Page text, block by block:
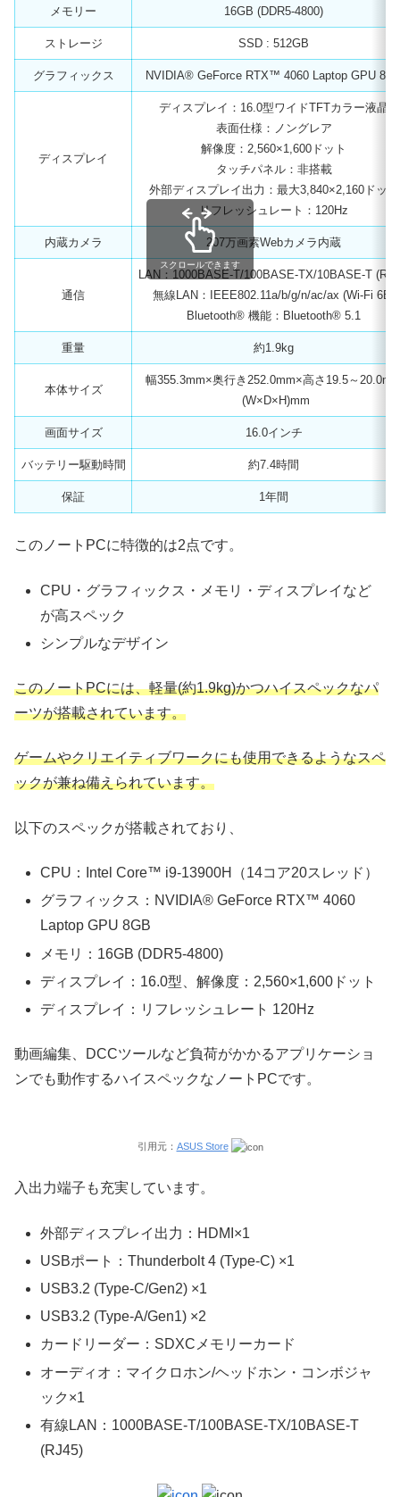
メモリー 16GB (DDR5-4800)
ストレージ SSD : 512GB
グラフィックス NVIDIA® GeForce RTX™ 4060 Laptop GPU
ディスプレイ
ディスプレイ：16.0型ワイドTFTカラー液晶
表面仕様：ノングレア
解像度：2,560×1,600ドット
タッチパネル：非搭載
外部ディスプレイ出力：最大3,840×2,160ドット
リフレッシュレート：120Hz
内蔵カメラ 207万画素Webカメラ内蔵
通信
LAN：1000BASE-T/100BASE-TX/10BASE-T
無線LAN：IEEE802.11a/b/g/n/ac/ax (Wi-Fi 6E)
Bluetooth® 機能：Bluetooth® 5.1
重量 約1.9kg
本体サイズ
幅355.3mm×奥行き252.0mm×高さ19.5～
(W×D×H)mm
画面サイズ 16.0インチ
バッテリー駆動時間 約7.4時間
保証 1年間
スクロールできます
このノートPCに特徴的は2点です。
CPU・グラフィックス・メモリ・ディスプレイなど
が高スペック
シンプルなデザイン
このノートPCには、軽量(約1.9kg)かつハイスペックなパ
ーツが搭載されています。
ゲームやクリエイティブワークにも使用できるようなスペ
ックが兼ね備えられています。
以下のスペックが搭載されており、
CPU：Intel Core™ i9-13900H（14コア20スレッド）
グラフィックス：NVIDIA® GeForce RTX™ 4060
Laptop GPU 8GB
メモリ：16GB (DDR5-4800)
ディスプレイ：16.0型、解像度：2,560×1,600ドット
ディスプレイ：リフレッシュレート 120Hz
動画編集、DCCツールなど負荷がかかるアプリケーショ
ンでも動作するハイスペックなノートPCです。
引用元： ASUS Store
入出力端子も充実しています。
外部ディスプレイ出力：HDMI×1
USBポート：Thunderbolt 4 (Type-C) ×1
USB3.2 (Type-C/Gen2) ×1
USB3.2 (Type-A/Gen1) ×2
カードリーダー：SDXCメモリーカード
オーディオ：マイクロホン/ヘッドホン・コンボジャ
ック×1
有線LAN：1000BASE-T/100BASE-TX/10BASE-T
(RJ45)